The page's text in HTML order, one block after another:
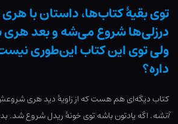
توی بقیۀ کتاب‌ها، داستان با
درزلی‌ها شروع می‌شه و بعد هری
ولی توی این کتاب این‌طوری
داره؟
کتاب دیگه‌ای هم هست که از زاویۀ دید هری
آتشه. اگه یادتون باشه توی خونۀ ریدل شروع شد.